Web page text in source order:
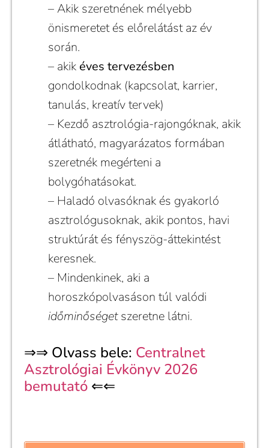
– Akik szeretnének mélyebb
önismeretet és előrelátást az év
során.
– akik éves tervezésben
gondolkodnak (kapcsolat, karrier,
tanulás, kreatív tervek)
– Kezdő asztrológia-rajongóknak, akik
átlátható, magyarázatos formában
szeretnék megérteni a
bolygóhatásokat.
– Haladó olvasóknak és gyakorló
asztrológusoknak, akik pontos, havi
struktúrát és fényszög-áttekintést
keresnek.
– Mindenkinek, aki a
horoszkópolvasáson túl valódi
időminőségetszeretne látni.
⇒⇒ Olvass bele: Centralnet
Asztrológiai Évkönyv 2026
bemutató ⇐⇐